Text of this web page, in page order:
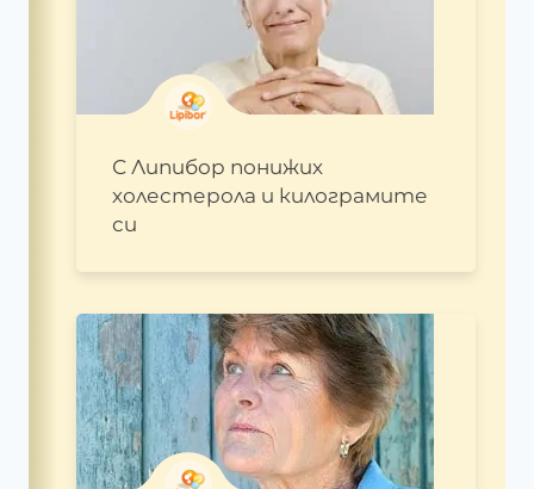
С Липибор понижих
холестерола и килограмите
си